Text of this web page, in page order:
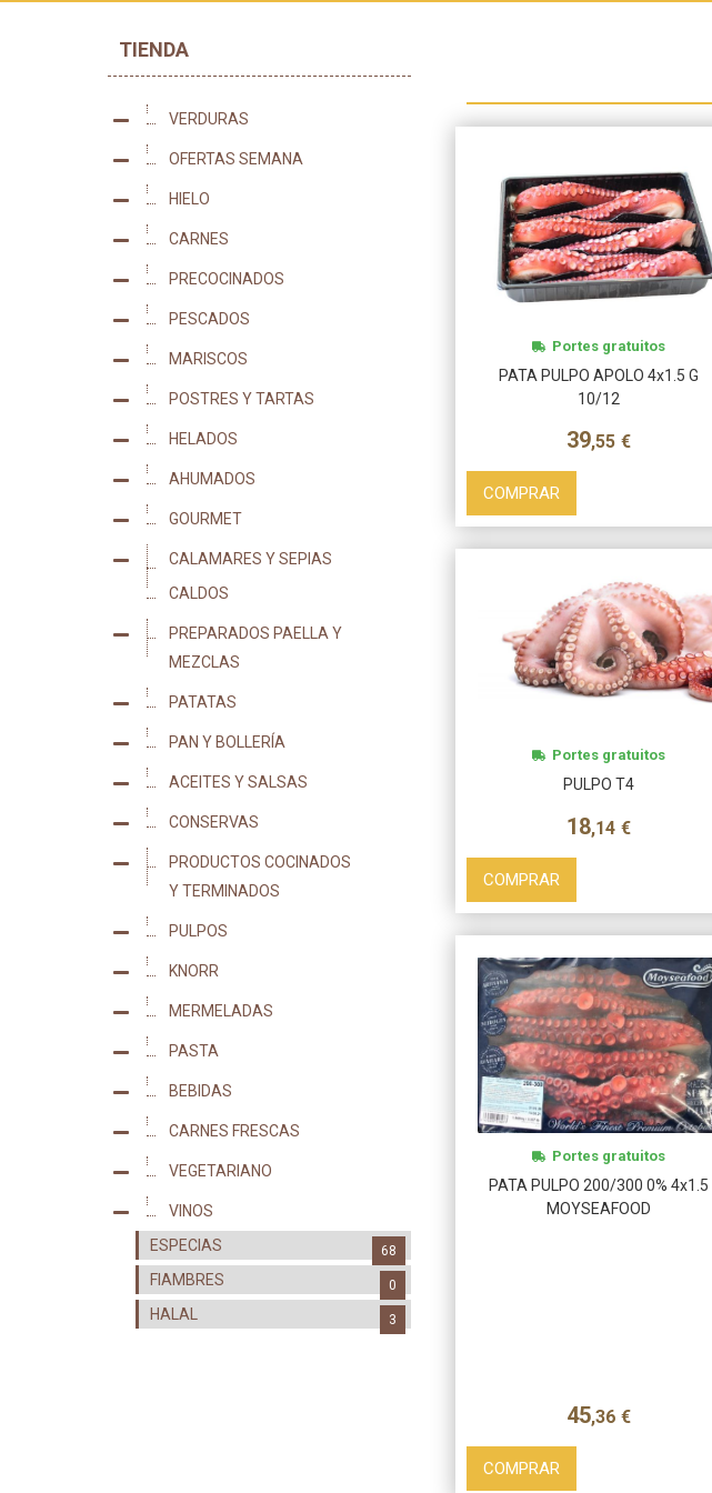
TIENDA
VERDURAS
OFERTAS SEMANA
HIELO
CARNES
PRECOCINADOS
PESCADOS
MARISCOS
POSTRES Y TARTAS
HELADOS
AHUMADOS
GOURMET
CALAMARES Y SEPIAS
CALDOS
PREPARADOS PAELLA Y
MEZCLAS
PATATAS
PAN Y BOLLERÍA
ACEITES Y SALSAS
CONSERVAS
PRODUCTOS COCINADOS
Y TERMINADOS
PULPOS
KNORR
MERMELADAS
PASTA
BEBIDAS
CARNES FRESCAS
VEGETARIANO
VINOS
ESPECIAS 68
FIAMBRES 0
HALAL 3
PATA PULPO APOLO 4x1.5 G
10/12
39,55 €
Portes gratuitos
COMPRAR
PULPO T4
18,14 €
Portes gratuitos
COMPRAR
PATA PULPO 200/300 0% 4x1.5
MOYSEAFOOD
45,36 €
Portes gratuitos
COMPRAR
Más info